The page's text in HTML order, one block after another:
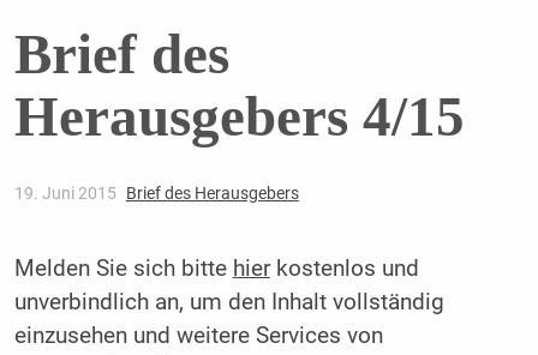
Brief des
Herausgebers 4/15
19. Juni 2015 Brief des Herausgebers
Melden Sie sich bitte hierkostenlos und
unverbindlich an, um den Inhalt vollständig
einzusehen und weitere Services von